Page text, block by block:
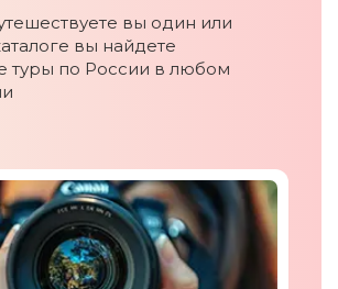
вы один или
вы найдете
туры по России в любом